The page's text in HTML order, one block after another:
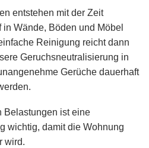
entstehen mit der Zeit
Wände, Böden und Möbel
Reinigung reicht dann
Geruchsneutralisierung in
Gerüche dauerhaft
Belastungen ist eine
wichtig, damit die Wohnung
wird.